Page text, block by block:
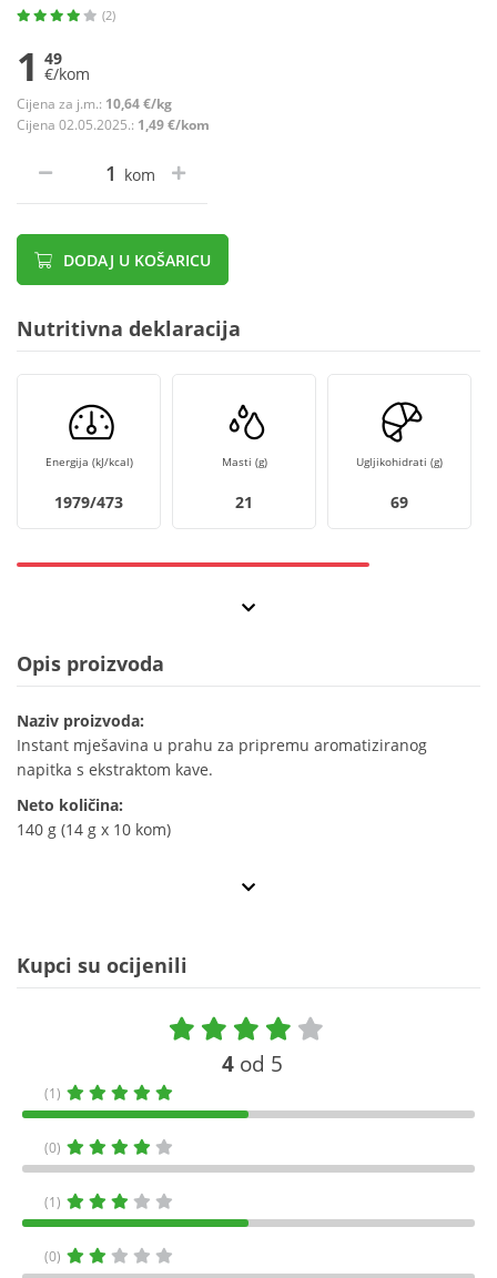
(2)
1 49
€/kom
Cijena za j.m.: 10,64 €/kg
Cijena 02.05.2025.: 1,49 €/kom
kom
DODAJ U KOŠARICU
Nutritivna deklaracija
Energija (kJ/kcal)
1979/473
Masti (g)
21
Ugljikohidrati (g)
69
Opis proizvoda
Naziv proizvoda:
Instant mješavina u prahu za pripremu aromatiziranog
napitka s ekstraktom kave.
Neto količina:
140 g (14 g x 10 kom)
Kupci su ocijenili
4 od 5
(1)
(0)
(1)
(0)